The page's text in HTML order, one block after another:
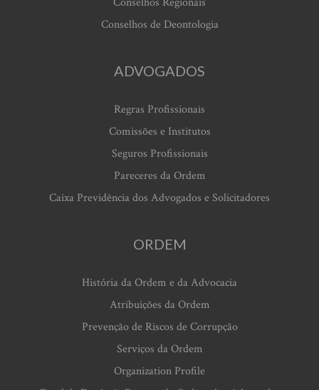
Conselhos de Deontologia
ADVOGADOS
Regras Profissionais
Comissões e Institutos
Seguros Profissionais
Pareceres da Ordem
Caixa Previdência dos Advogados e Solicitadores
ORDEM
História da Ordem e da Advocacia
Atribuições da Ordem
Prevenção de Riscos de Corrupção
Serviços da Ordem
Organization Profile